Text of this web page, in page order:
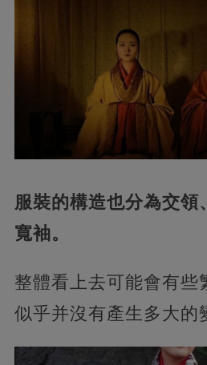
服裝的構造也分為交領
寬袖。
整體看上去可能會有些
似乎并沒有產生多大的